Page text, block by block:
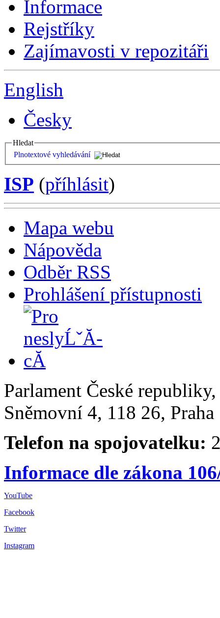
Informace
Rejstříky
Zajímavosti v repozitáři
English
Česky
Hledat
Plnotextové vyhledávání
ISP (příhlásit)
Mapa webu
Nápověda
Odběr RSS
Prohlášení přístupnosti
Parlament České
Sněmovní 4, 118 26,
Telefon na spojovatelku:
Informace dle zákona
YouTube
Facebook
Twitter
Instagram